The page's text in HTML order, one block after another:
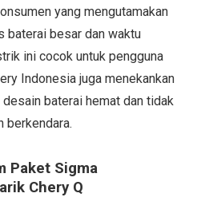
yang mengutamakan
baterai besar dan waktu
ini cocok untuk pengguna
Indonesia juga menekankan
baterai hemat dan tidak
berkendara.
Paket Sigma
Chery Q